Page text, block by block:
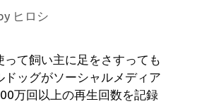
ヒロシ
って飼い主に足をさすっても
ドッグがソーシャルメディア
万回以上の再生回数を記録